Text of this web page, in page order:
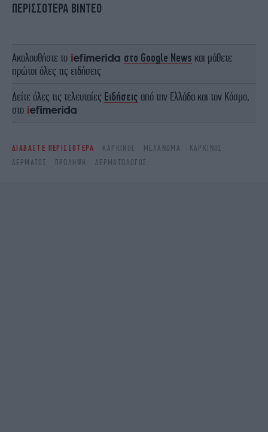
ΠΕΡΙΣΣΟΤΕΡΑ ΒΙΝΤΕΟ
Ακολουθήστε το στο Google News και μάθετε
πρώτοι όλες τις ειδήσεις
Δείτε όλες τις τελευταίες Ειδήσεις από την Ελλάδα και τον Κόσμο,
στο
ΔΙΑΒΑΣΤΕ ΠΕΡΙΣΣΟΤΕΡΑ ΚΑΡΚΊΝΟΣ ΜΕΛΆΝΩΜΑ
ΚΑΡΚΊΝΟΣ
ΔΈΡΜΑΤΟΣ
ΠΡΌΛΗΨΗ ΔΕΡΜΑΤΟΛΌΓΟΣ